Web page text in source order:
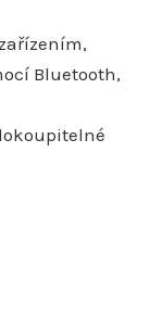
Bluetooth,